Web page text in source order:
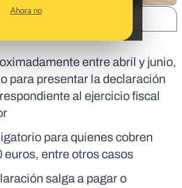
Ahora no
entre abril y junio,
para presentar la declaración
al ejercicio fiscal
para quienes cobren
euros, entre otros casos
salga a pagar o